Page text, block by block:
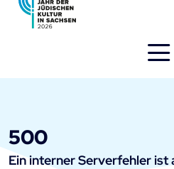
500
Ein interner Serverfehler